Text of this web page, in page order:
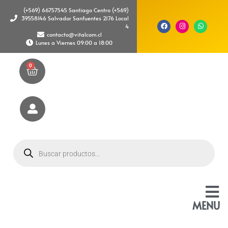
(+569) 66757545 Santiago Centro (+569)
39558146 Salvador Sanfuentes 2176 Local
4
contacto@vitalcom.cl
Lunes a Viernes 09:00 a 18:00
MENU
0